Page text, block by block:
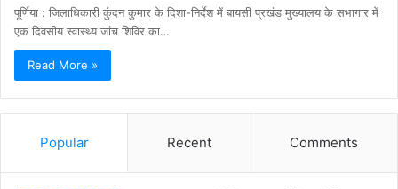
पूर्णिया : जिलाधिकारी कुंदन कुमार के दिशा-निर्देश में बायसी प्रखंड मुख्यालय के सभागार में
एक दिवसीय स्वास्थ्य जांच शिविर का…
Read More »
Popular Recent Comments